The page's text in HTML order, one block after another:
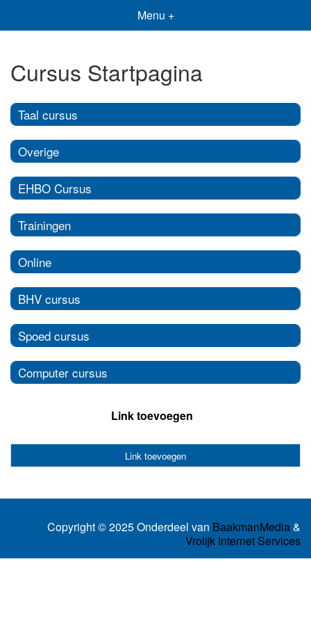
Menu +
Cursus Startpagina
Taal cursus
Overige
EHBO Cursus
Trainingen
Online
BHV cursus
Spoed cursus
Computer cursus
Link toevoegen
Link toevoegen
Copyright © 2025 Onderdeel van BaakmanMedia&
Vrolijk Internet Services